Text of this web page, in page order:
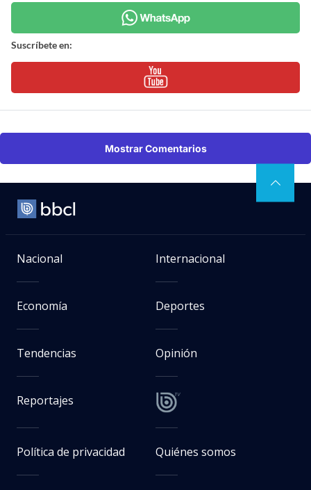
Suscríbete en:
Mostrar Comentarios
Nacional Internacional
Economía Deportes
Tendencias Opinión
Reportajes
Política de privacidad Quiénes somos